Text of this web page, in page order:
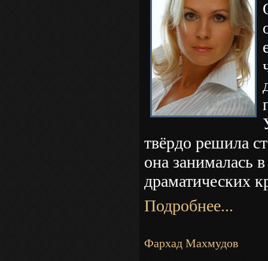
твёрдо решила
она занималась
драматических
Подробнее...
Фархад Махмудов